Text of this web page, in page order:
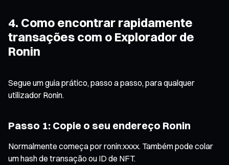
4. Como encontrar rapidamente
transações com o Explorador de
Ronin
Segue um guia prático, passo a passo, para qualquer
utilizador Ronin.
Passo 1: Copie o seu endereço Ronin
Normalmente começa por ronin:xxxx. Também pode colar
um hash de transação ou ID de NFT.